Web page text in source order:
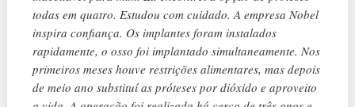
todas em quatro. Estudou com cuidado. A empresa Nobel
inspira confiança. Os implantes foram instalados
rapidamente, o osso foi implantado simultaneamente. Nos
primeiros meses houve restrições alimentares, mas depois
de meio ano substituí as próteses por dióxido e aproveito